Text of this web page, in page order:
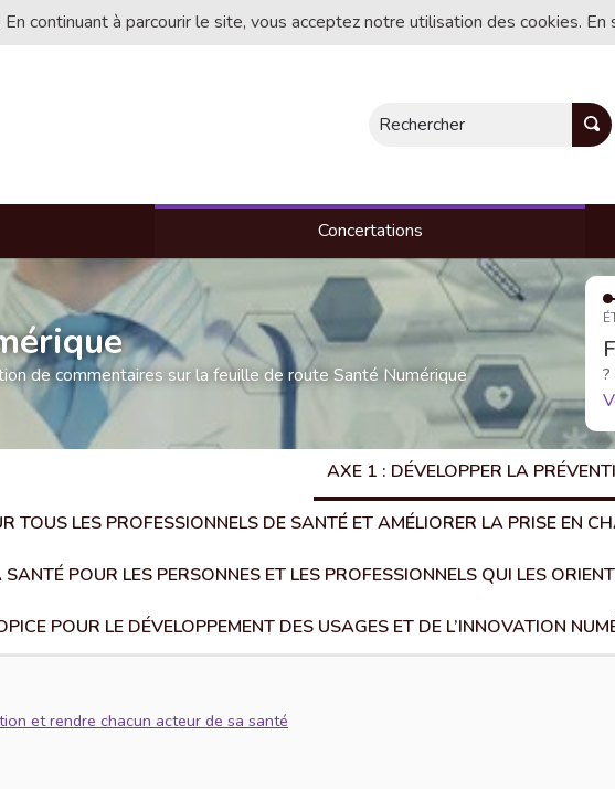
continuant à parcourir le site, vous acceptez notre utilisation des cookies.
Rechercher
Concertations
de commentaires sur la feuille de route Santé Numérique
AXE 1 : DÉVELOPPER LA
TOUS LES PROFESSIONNELS DE SANTÉ ET AMÉLIORER LA PRISE EN
POUR LES PERSONNES ET LES PROFESSIONNELS QUI LES
POUR LE DÉVELOPPEMENT DES USAGES ET DE L’INNOVATION
et rendre chacun acteur de sa santé